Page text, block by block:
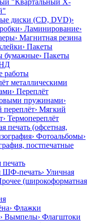
"Квартальный Х-
диски (CD, DVD)›
› Ламинирование›
› Магнитная резина
› Пакеты
бумажные› Пакеты
работы
металлическими
› Переплёт
пружинами›
переплёт› Мягкий
› Термопереплёт
печать (офсетная,
› Фотоальбомы›
постпечатные
ШФ-печать› Уличная
(широкоформатная
› Флажки
› Вымпелы› Флагштоки